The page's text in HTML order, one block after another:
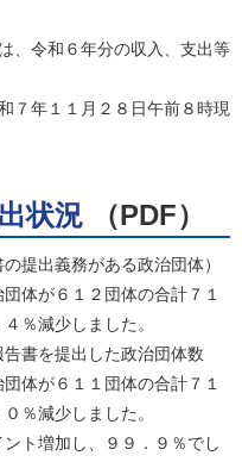
、令和６年分の収入、支出等
７年１１月２８日午前８時現
状況 （PDF）
提出義務がある政治団体）
体が６１２団体の合計７１
％減少しました。
書を提出した政治団体数
体が６１１団体の合計７１
％減少しました。
ト増加し、９９．９％でし